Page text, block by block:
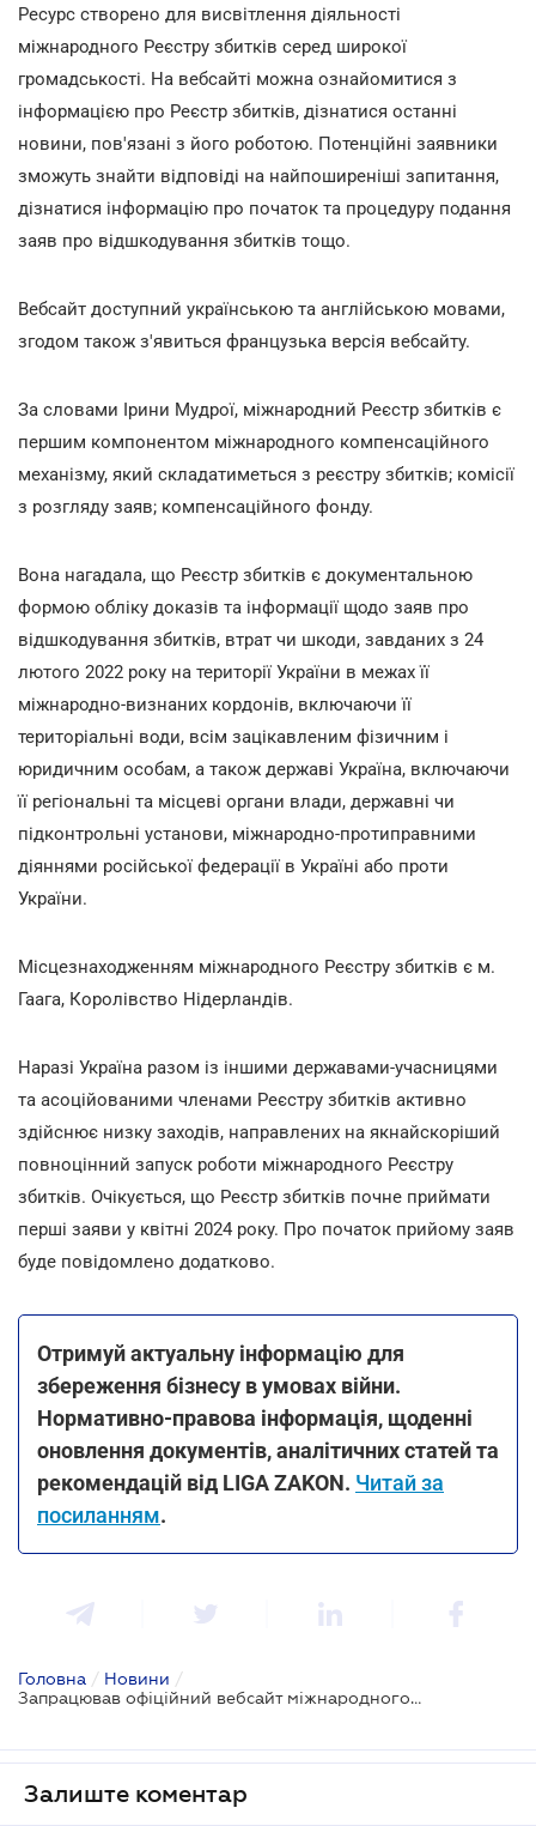
Ресурс створено для висвітлення діяльності
міжнародного Реєстру збитків серед широкої
громадськості. На вебсайті можна ознайомитися з
інформацією про Реєстр збитків, дізнатися останні
новини, пов'язані з його роботою. Потенційні заявники
зможуть знайти відповіді на найпоширеніші запитання,
дізнатися інформацію про початок та процедуру подання
заяв про відшкодування збитків тощо.
Вебсайт доступний українською та англійською мовами,
згодом також з'явиться французька версія вебсайту.
За словами Ірини Мудрої, міжнародний Реєстр збитків є
першим компонентом міжнародного компенсаційного
механізму, який складатиметься з реєстру збитків; комісії
з розгляду заяв; компенсаційного фонду.
Вона нагадала, що Реєстр збитків є документальною
формою обліку доказів та інформації щодо заяв про
відшкодування збитків, втрат чи шкоди, завданих з 24
лютого 2022 року на території України в межах її
міжнародно-визнаних кордонів, включаючи її
територіальні води, всім зацікавленим фізичним і
юридичним особам, а також державі Україна, включаючи
її регіональні та місцеві органи влади, державні чи
підконтрольні установи, міжнародно-протиправними
діяннями російської федерації в Україні або проти
України.
Місцезнаходженням міжнародного Реєстру збитків є м.
Гаага, Королівство Нідерландів.
Наразі Україна разом із іншими державами-учасницями
та асоційованими членами Реєстру збитків активно
здійснює низку заходів, направлених на якнайскоріший
повноцінний запуск роботи міжнародного Реєстру
збитків. Очікується, що Реєстр збитків почне приймати
перші заяви у квітні 2024 року. Про початок прийому заяв
буде повідомлено додатково.
Отримуй актуальну інформацію для
збереження бізнесу в умовах війни.
Нормативно-правова інформація, щоденні
оновлення документів, аналітичних статей та
рекомендацій від LIGA ZAKON. Читай за
посиланням.
Головна / Новини /
Запрацював офіційний вебсайт міжнародного реєстру збитків
Залиште коментар